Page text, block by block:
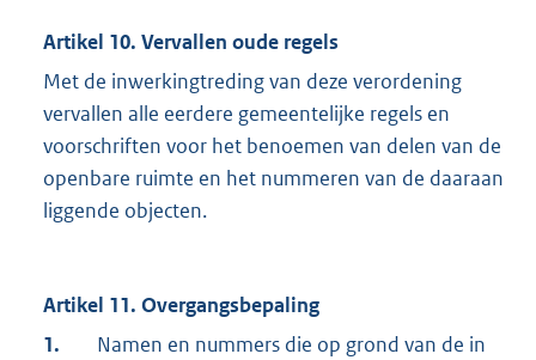
Artikel 10. Vervallen oude regels
Met de inwerkingtreding van deze verordening
vervallen alle eerdere gemeentelijke regels en
voorschriften voor het benoemen van delen van de
openbare ruimte en het nummeren van de daaraan
liggende objecten.
Artikel 11. Overgangsbepaling
1.
Namen en nummers die op grond van de in